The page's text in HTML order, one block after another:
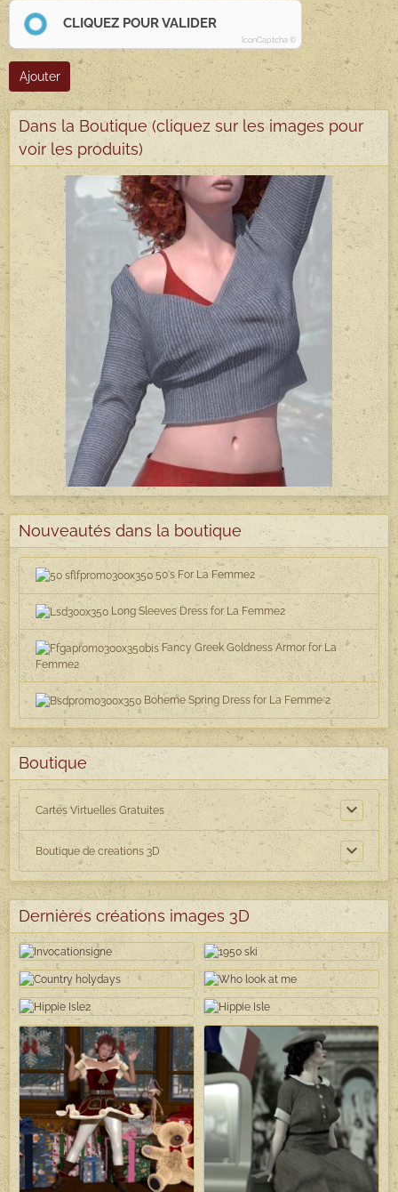
CLIQUEZ POUR VALIDER
IconCaptcha ©
Ajouter
Dans la Boutique (cliquez sur les images pour
voir les produits)
Nouveautés dans la boutique
50's For La Femme2
Long Sleeves Dress for La Femme2
Fancy Greek Goldness Armor for La
Femme2
Boheme Spring Dress for La Femme 2
Boutique
Cartes Virtuelles Gratuites
Boutique de creations 3D
Dernières créations images 3D